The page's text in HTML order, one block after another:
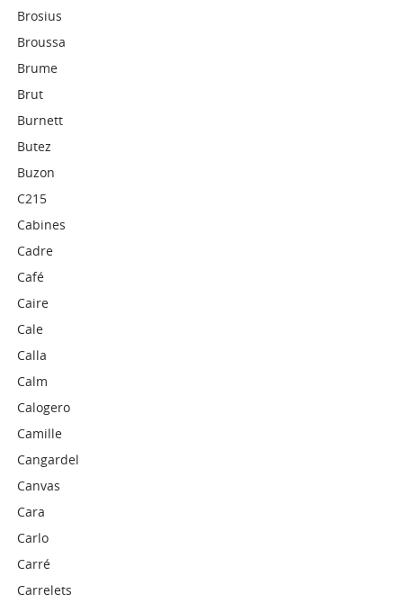
Brosius
Broussa
Brume
Brut
Burnett
Butez
Buzon
C215
Cabines
Cadre
Café
Caire
Cale
Calla
Calm
Calogero
Camille
Cangardel
Canvas
Cara
Carlo
Carré
Carrelets